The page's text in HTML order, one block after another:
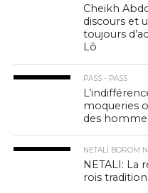
Cheikh
discours et
toujours
Lô
PASS - PASS
moqueries
des
NETALI BOROM
NETALI: La
rois